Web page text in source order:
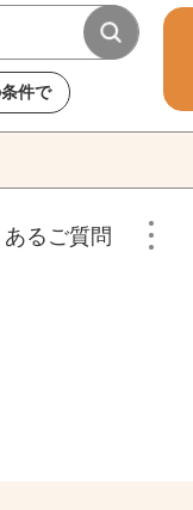
件で
あるご質問